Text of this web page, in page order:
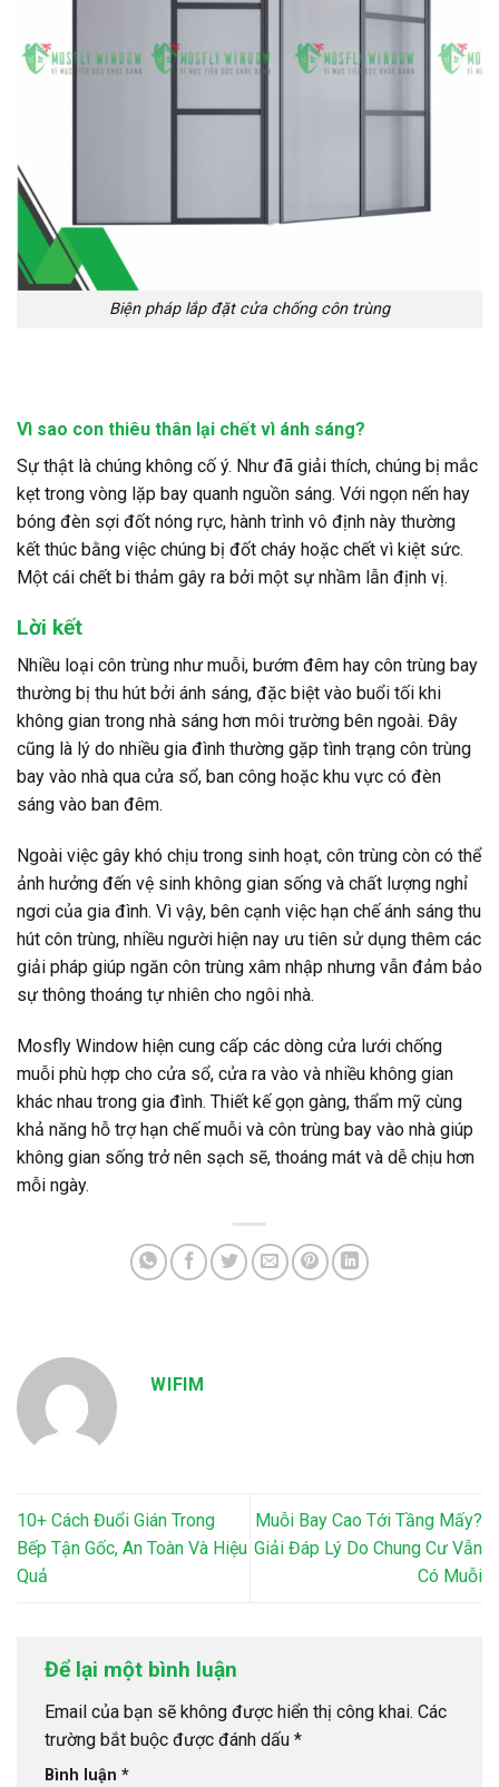
Biện pháp lắp đặt cửa chống côn trùng
Vì sao con thiêu thân lại chết vì ánh sáng?
Sự thật là chúng không cố ý. Như đã giải thích, chúng bị mắc
kẹt trong vòng lặp bay quanh nguồn sáng. Với ngọn nến hay
bóng đèn sợi đốt nóng rực, hành trình vô định này thường
kết thúc bằng việc chúng bị đốt cháy hoặc chết vì kiệt sức.
Một cái chết bi thảm gây ra bởi một sự nhầm lẫn định vị.
Lời kết
Nhiều loại côn trùng như muỗi, bướm đêm hay côn trùng bay
thường bị thu hút bởi ánh sáng, đặc biệt vào buổi tối khi
không gian trong nhà sáng hơn môi trường bên ngoài. Đây
cũng là lý do nhiều gia đình thường gặp tình trạng côn trùng
bay vào nhà qua cửa sổ, ban công hoặc khu vực có đèn
sáng vào ban đêm.
Ngoài việc gây khó chịu trong sinh hoạt, côn trùng còn có thể
ảnh hưởng đến vệ sinh không gian sống và chất lượng nghỉ
ngơi của gia đình. Vì vậy, bên cạnh việc hạn chế ánh sáng thu
hút côn trùng, nhiều người hiện nay ưu tiên sử dụng thêm các
giải pháp giúp ngăn côn trùng xâm nhập nhưng vẫn đảm bảo
sự thông thoáng tự nhiên cho ngôi nhà.
Mosfly Window hiện cung cấp các dòng cửa lưới chống
muỗi phù hợp cho cửa sổ, cửa ra vào và nhiều không gian
khác nhau trong gia đình. Thiết kế gọn gàng, thẩm mỹ cùng
khả năng hỗ trợ hạn chế muỗi và côn trùng bay vào nhà giúp
không gian sống trở nên sạch sẽ, thoáng mát và dễ chịu hơn
mỗi ngày.
WIFIM
10+ Cách Đuổi Gián Trong
Bếp Tận Gốc, An Toàn Và Hiệu
Quả
Muỗi Bay Cao Tới Tầng Mấy?
Giải Đáp Lý Do Chung Cư Vẫn
Có Muỗi
Để lại một bình luận
Email của bạn sẽ không được hiển thị công khai. Các
trường bắt buộc được đánh dấu *
Bình luận *